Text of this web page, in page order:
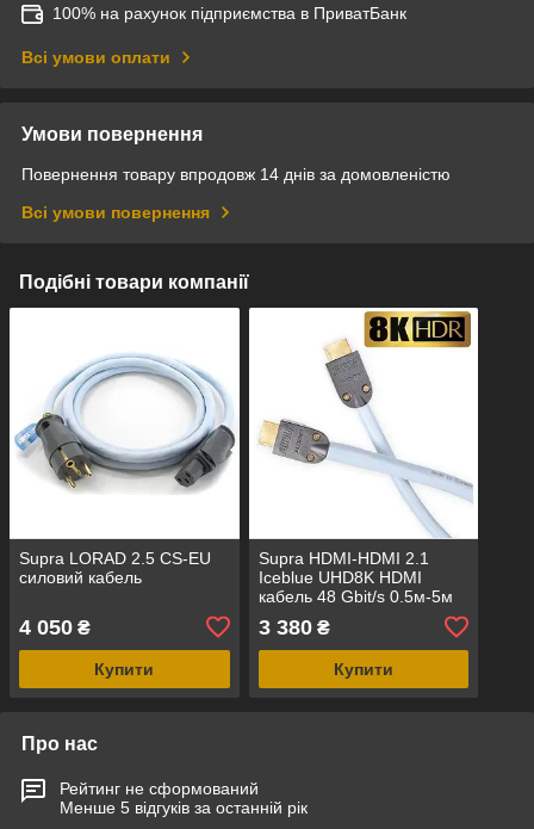
100% на рахунок підприємства в ПриватБанк
Всі умови оплати
Умови повернення
Повернення товару впродовж 14 днів за домовленістю
Всі умови повернення
Подібні товари компанії
Supra LORAD 2.5 CS-EU
силовий кабель
4 050 ₴
Купити
Supra HDMI-HDMI 2.1
Iceblue UHD8K HDMI
кабель 48 Gbit/s 0.5м-5м
3 380₴
Купити
Про нас
Рейтинг не сформований
Менше 5 відгуків за останній рік